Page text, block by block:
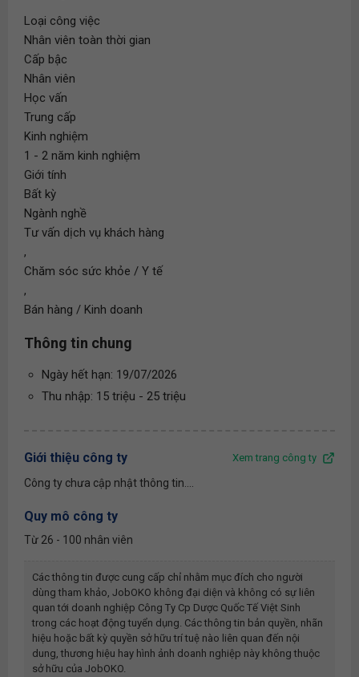
Loại công việc
Nhân viên toàn thời gian
Cấp bậc
Nhân viên
Học vấn
Trung cấp
Kinh nghiệm
1 - 2 năm kinh nghiệm
Giới tính
Bất kỳ
Ngành nghề
Tư vấn dịch vụ khách hàng
,
Chăm sóc sức khỏe / Y tế
,
Bán hàng / Kinh doanh
Thông tin chung
Ngày hết hạn: 19/07/2026
Thu nhập: 15 triệu - 25 triệu
Giới thiệu công ty Xem trang công ty
Công ty chưa cập nhật thông tin....
Quy mô công ty
Từ 26 - 100 nhân viên
Các thông tin được cung cấp chỉ nhằm mục đích cho người
dùng tham khảo, JobOKO không đại diện và không có sự liên
quan tới doanh nghiệp Công Ty Cp Dược Quốc Tế Việt Sinh
trong các hoạt động tuyển dụng. Các thông tin bản quyền, nhãn
hiệu hoặc bất kỳ quyền sở hữu trí tuệ nào liên quan đến nội
dung, thương hiệu hay hình ảnh doanh nghiệp này không thuộc
sở hữu của JobOKO.